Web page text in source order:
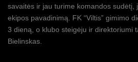
savaitės ir jau turime komandos sudėtį,
ekipos pavadinimą. FK “Viltis” gimimo
3 dieną, o klubo steigėju ir direktoriumi
Bielinskas.